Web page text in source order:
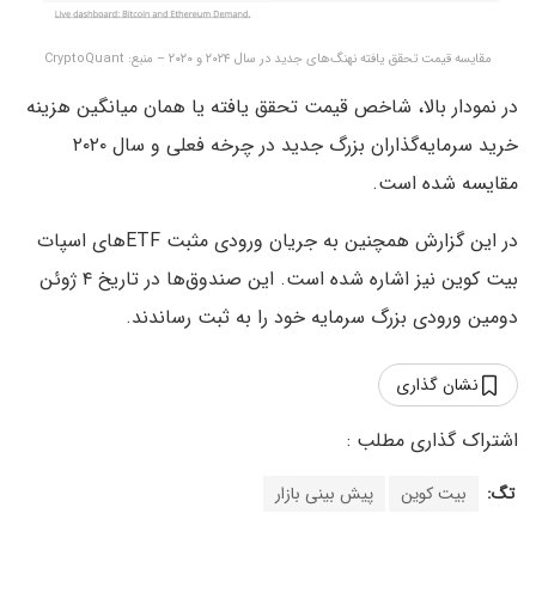
مقایسه قیمت تحقق یافته نهنگ‌های جدید در سال ۲۰۲۴ و ۲۰۲۰ – منبع: CryptoQuant
در نمودار بالا، شاخص قیمت تحقق یافته یا همان میانگین هزینه
خرید سرمایه‌گذاران بزرگ جدید در چرخه فعلی و سال ۲۰۲۰
مقایسه شده است.
در این گزارش همچنین به جریان ورودی مثبت ETFهای اسپات
بیت کوین نیز اشاره شده است. این صندوق‌ها در تاریخ ۴ ژوئن
دومین ورودی بزرگ سرمایه خود را به ثبت رساندند.
نشان گذاری
تگ: بیت کوین پیش بینی بازار